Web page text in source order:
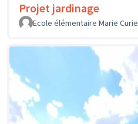
Projet jardinage
Ecole élémentaire Marie Curie